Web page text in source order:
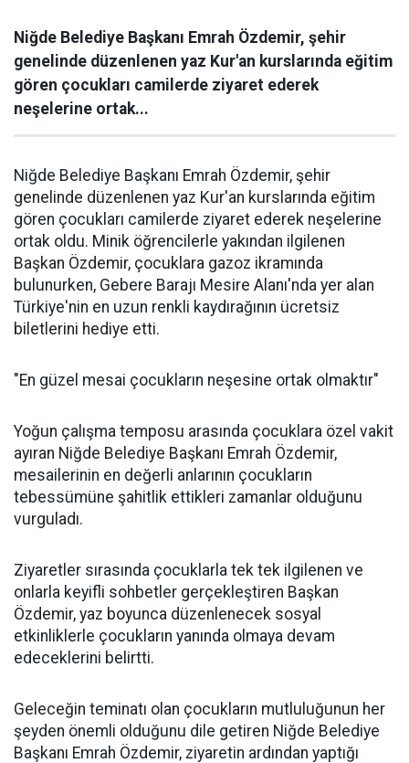
Niğde Belediye Başkanı Emrah Özdemir, şehir
genelinde düzenlenen yaz Kur'an kurslarında eğitim
gören çocukları camilerde ziyaret ederek
neşelerine ortak...
Niğde Belediye Başkanı Emrah Özdemir, şehir
genelinde düzenlenen yaz Kur'an kurslarında eğitim
gören çocukları camilerde ziyaret ederek neşelerine
ortak oldu. Minik öğrencilerle yakından ilgilenen
Başkan Özdemir, çocuklara gazoz ikramında
bulunurken, Gebere Barajı Mesire Alanı'nda yer alan
Türkiye'nin en uzun renkli kaydırağının ücretsiz
biletlerini hediye etti.
"En güzel mesai çocukların neşesine ortak olmaktır"
Yoğun çalışma temposu arasında çocuklara özel vakit
ayıran Niğde Belediye Başkanı Emrah Özdemir,
mesailerinin en değerli anlarının çocukların
tebessümüne şahitlik ettikleri zamanlar olduğunu
vurguladı.
Ziyaretler sırasında çocuklarla tek tek ilgilenen ve
onlarla keyifli sohbetler gerçekleştiren Başkan
Özdemir, yaz boyunca düzenlenecek sosyal
etkinliklerle çocukların yanında olmaya devam
edeceklerini belirtti.
Geleceğin teminatı olan çocukların mutluluğunun her
şeyden önemli olduğunu dile getiren Niğde Belediye
Başkanı Emrah Özdemir, ziyaretin ardından yaptığı